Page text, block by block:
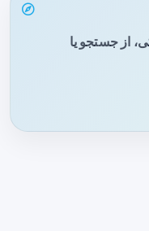
از جستجو یا